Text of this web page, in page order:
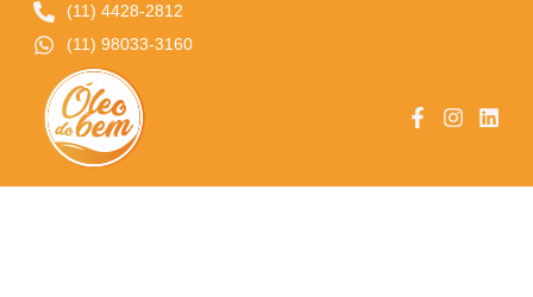
(11) 4428-2812
(11) 98033-3160